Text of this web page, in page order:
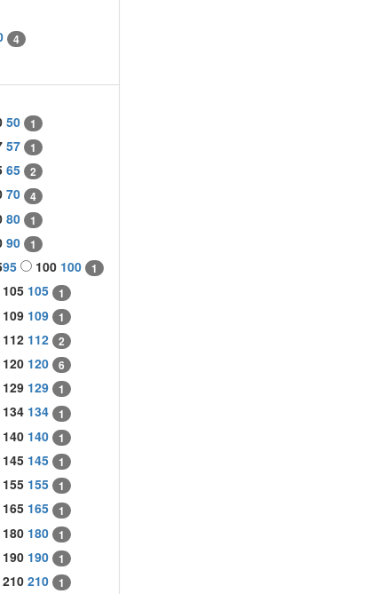
4
50 1
57 1
65 2
70 4
80 1
90 1
95 100 100 1
105 105 1
109 109 1
112 112 2
120 120 6
129 129 1
134 134 1
140 140 1
145 145 1
155 155 1
165 165 1
180 180 1
190 190 1
210 210 1